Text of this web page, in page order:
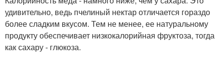
удивительно, ведь пчелиный нектар отличается гораздо
более сладким вкусом. Тем не менее, ее натуральному
продукту обеспечивает низкокалорийная фруктоза, тогда
как сахару - глюкоза.